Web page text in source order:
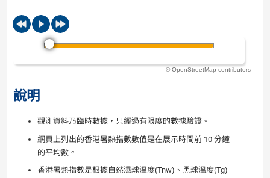
© OpenStreetMap contributors
說明
觀測資料乃臨時數據，只經過有限度的數據驗證。
網頁上列出的香港暑熱指數數值是在展示時間前 10 分鐘
的平均數。
香港暑熱指數是根據自然濕球溫度(Tnw)、黑球溫度(Tg)